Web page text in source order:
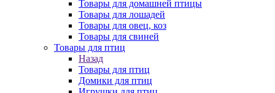
Товары для домашней птицы
Товары для лошадей
Товары для овец, коз
Товары для свиней
Товары для птиц
Назад
Товары для птиц
Домики для птиц